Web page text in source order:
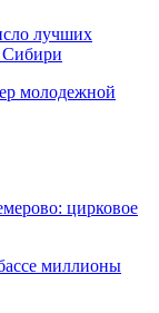
лучших
Сибири
молодежной
цирковое
миллионы